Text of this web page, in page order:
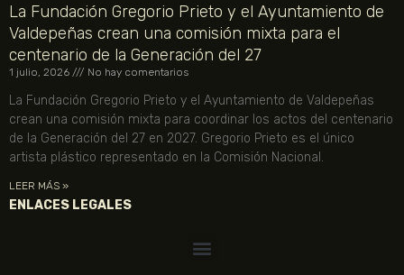
La Fundación Gregorio Prieto y el Ayuntamiento de
Valdepeñas crean una comisión mixta para el
centenario de la Generación del 27
1 julio, 2026 No hay comentarios
La Fundación Gregorio Prieto y el Ayuntamiento de Valdepeñas
crean una comisión mixta para coordinar los actos del centenario
de la Generación del 27 en 2027. Gregorio Prieto es el único
artista plástico representado en la Comisión Nacional.
LEER MÁS »
ENLACES LEGALES